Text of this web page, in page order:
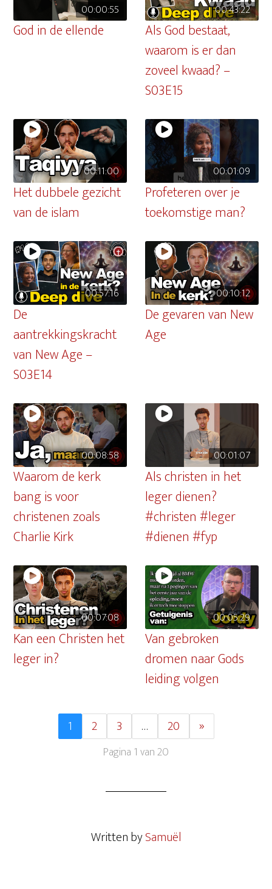
00:00:55
God in de ellende
00:43:22
Als God bestaat,
waarom is er dan
zoveel kwaad? –
S03E15
00:11:00
Het dubbele gezicht
van de islam
00:01:09
Profeteren over je
toekomstige man?
00:57:16
De
aantrekkingskracht
van New Age –
S03E14
00:10:12
De gevaren van New
Age
00:08:58
Waarom de kerk
bang is voor
christenen zoals
Charlie Kirk
00:01:07
Als christen in het
leger dienen?
#christen #leger
#dienen #fyp
00:07:08
Kan een Christen het
leger in?
00:05:29
Van gebroken
dromen naar Gods
leiding volgen
1 2 3 … 20 »
Pagina 1 van 20
Written bySamuël